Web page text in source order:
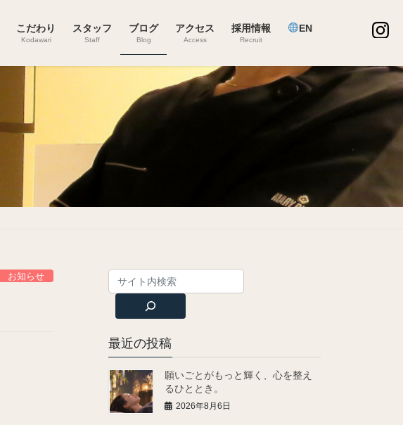
こだわり
Kodawari
スタッフ
Staff
ブログ
Blog
アクセス
Access
採用情報
Recruit
EN
お知らせ
最近の投稿
願いごとがもっと輝く、心を整え
るひととき。
2026年8月6日